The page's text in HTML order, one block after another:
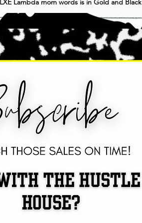
LXE Lambda mom words is in Gold and Black